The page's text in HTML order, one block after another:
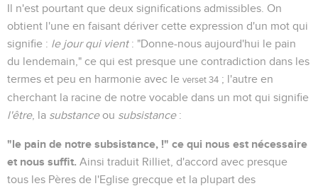
Il n'est pourtant que deux significations admissibles. On
obtient l'une en faisant dériver cette expression d'un mot qui
signifie : le jour qui vient: "Donne-nous aujourd'hui le pain
du lendemain," ce qui est presque une contradiction dans les
termes et peu en harmonie avec le verset 34 ; l'autre en
cherchant la racine de notre vocable dans un mot qui signifie
l'être, la substanceou subsistance:
"le pain de notre subsistance, !" ce qui nous est nécessaire
et nous suffit. Ainsi traduit Rilliet, d'accord avec presque
tous les Pères de l'Eglise grecque et la plupart des